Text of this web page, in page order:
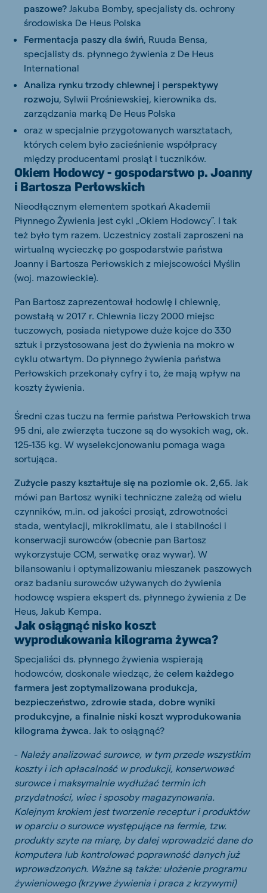
paszowe? Jakuba Bomby, specjalisty ds. ochrony
środowiska De Heus Polska
Fermentacja paszy dla świń , Ruuda Bensa,
specjalisty ds. płynnego żywienia z De Heus
International
Analiza rynku trzody chlewnej i perspektywy
rozwoju , Sylwii Prośniewskiej, kierownika ds.
zarządzania marką De Heus Polska
oraz w specjalnie przygotowanych warsztatach,
których celem było zacieśnienie współpracy
między producentami prosiąt i tuczników.
Okiem Hodowcy - gospodarstwo p. Joanny
i Bartosza Perłowskich
Nieodłącznym elementem spotkań Akademii
Płynnego Żywienia jest cykl „Okiem Hodowcy”. I tak
też było tym razem. Uczestnicy zostali zaproszeni na
wirtualną wycieczkę po gospodarstwie państwa
Joanny i Bartosza Perłowskich z miejscowości Myślin
(woj. mazowieckie).
Pan Bartosz zaprezentował hodowlę i chlewnię,
powstałą w 2017 r. Chlewnia liczy 2000 miejsc
tuczowych, posiada nietypowe duże kojce do 330
sztuk i przystosowana jest do żywienia na mokro w
cyklu otwartym. Do płynnego żywienia państwa
Perłowskich przekonały cyfry i to, że mają wpływ na
koszty żywienia.
Średni czas tuczu na fermie państwa Perłowskich trwa
95 dni, ale zwierzęta tuczone są do wysokich wag, ok.
125-135 kg. W wyselekcjonowaniu pomaga waga
sortująca.
Zużycie paszy kształtuje się na poziomie ok. 2,65 . Jak
mówi pan Bartosz wyniki techniczne zależą od wielu
czynników, m.in. od jakości prosiąt, zdrowotności
stada, wentylacji, mikroklimatu, ale i stabilności i
konserwacji surowców (obecnie pan Bartosz
wykorzystuje CCM, serwatkę oraz wywar). W
bilansowaniu i optymalizowaniu mieszanek paszowych
oraz badaniu surowców używanych do żywienia
hodowcę wspiera ekspert ds. płynnego żywienia z De
Heus, Jakub Kempa.
Jak osiągnąć nisko koszt
wyprodukowania kilograma żywca?
Specjaliści ds. płynnego żywienia wspierają
hodowców, doskonale wiedząc, że celem każdego
farmera jest zoptymalizowana produkcja,
bezpieczeństwo, zdrowie stada, dobre wyniki
produkcyjne, a finalnie niski koszt wyprodukowania
kilograma żywca . Jak to osiągnąć?
- Należy analizować surowce, w tym przede wszystkim
koszty i ich opłacalność w produkcji, konserwować
surowce i maksymalnie wydłużać termin ich
przydatności, wiec i sposoby magazynowania.
Kolejnym krokiem jest tworzenie receptur i produktów
w oparciu o surowce występujące na fermie, tzw.
produkty szyte na miarę, by dalej wprowadzić dane do
komputera lub kontrolować poprawność danych już
wprowadzonych. Ważne są także: ułożenie programu
żywieniowego (krzywe żywienia i praca z krzywymi)